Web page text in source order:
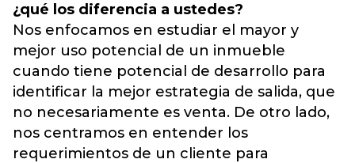
¿qué los diferencia a ustedes?
Nos enfocamos en estudiar el mayor y
mejor uso potencial de un inmueble
cuando tiene potencial de desarrollo para
identificar la mejor estrategia de salida, que
no necesariamente es venta. De otro lado,
nos centramos en entender los
requerimientos de un cliente para